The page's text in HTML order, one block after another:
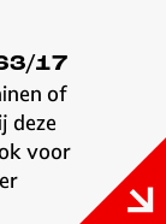
17
of
deze
voor